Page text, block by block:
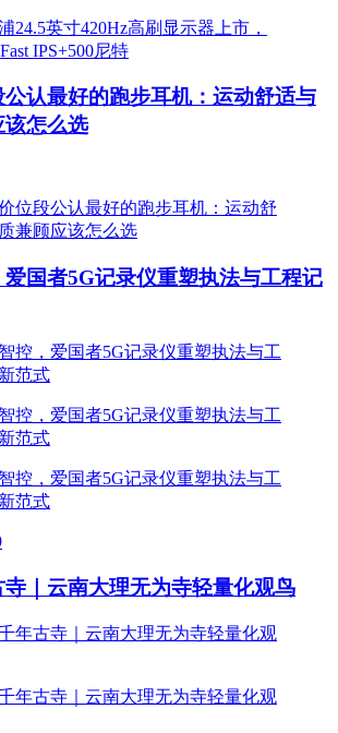
认最好的跑步耳机：运动舒适与
怎么选
国者5G记录仪重塑执法与工程记
｜云南大理无为寺轻量化观鸟